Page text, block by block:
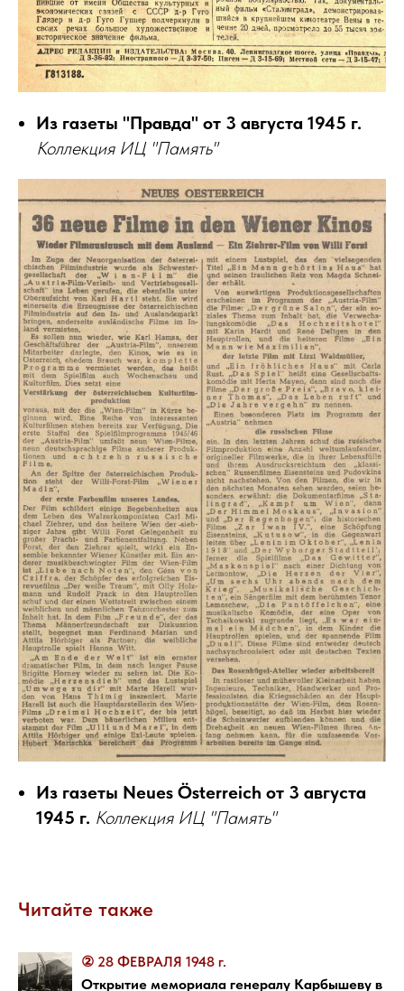
Из газеты "Правда" от 3 августа 1945 г.
Коллекция ИЦ "Память"
Из газеты Neues Österreich от 3 августа
1945 г. Коллекция ИЦ "Память"
Читайте также
② 28 ФЕВРАЛЯ 1948 г.
Открытие мемориала генералу Карбышеву в